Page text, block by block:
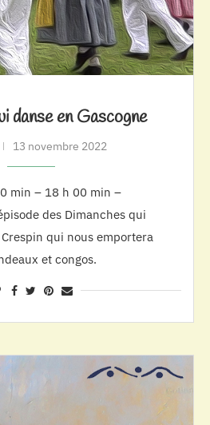
danse en Gascogne
13 novembre 2022
min – 18 h 00 min –
des Dimanches qui
qui nous emportera
et congos.